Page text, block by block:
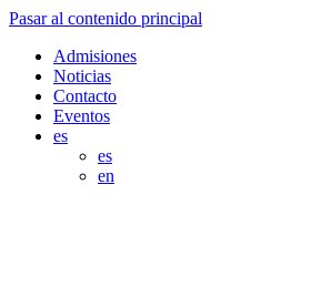
Pasar al contenido principal
Admisiones
Noticias
Contacto
Eventos
es
es
en